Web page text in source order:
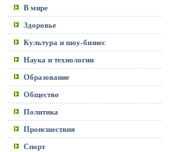
В мире
Здоровье
Культура и шоу-бизнес
Наука и технологии
Образование
Общество
Политика
Происшествия
Спорт